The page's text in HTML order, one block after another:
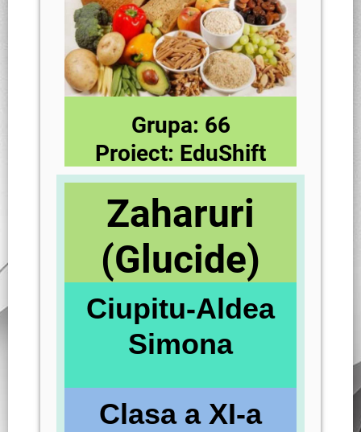
Grupa: 66
Proiect: EduShift
Zaharuri
(Glucide)
Ciupitu-Aldea
Simona
Clasa a XI-a